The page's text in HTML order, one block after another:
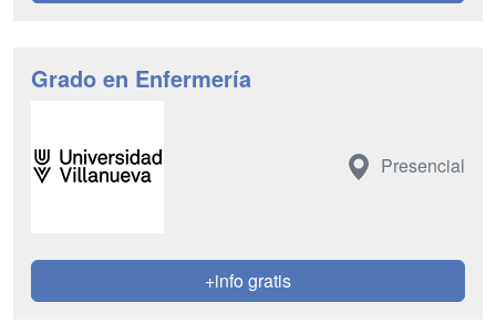
Grado en Enfermería
Presencial
+info gratis